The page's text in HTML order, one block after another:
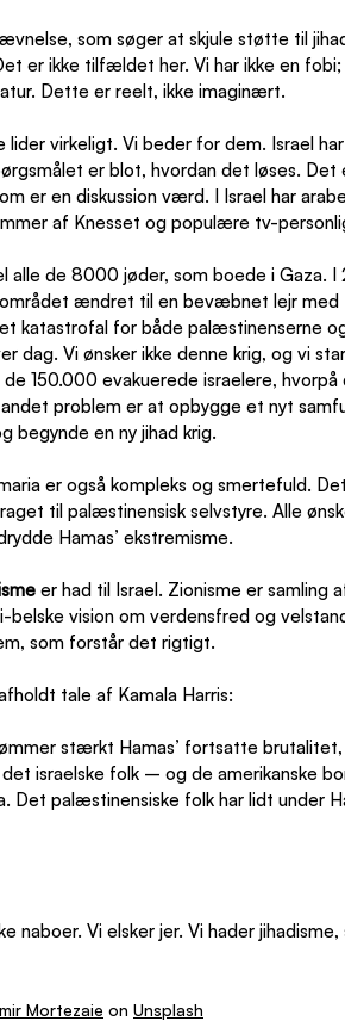
som søger at skjule støtte til
er ikke tilfældet her. Vi har ikke en fobi;
Dette er reelt, ikke imaginært.
lider virkeligt. Vi beder for dem. Israel
er blot, hvordan det løses. Det
er en diskussion værd. I Israel har
af Knesset og populære tv-
alle de 8000 jøder, som boede i Gaza.
ændret til en bevæbnet lejr med
katastrofal for både palæstinenserne
dag. Vi ønsker ikke denne krig, og vi
150.000 evakuerede israelere, hvorpå
problem er at opbygge et nyt
begynde en ny jihad krig.
er også kompleks og smertefuld.
til palæstinensisk selvstyre. Alle
Hamas’ ekstremisme.
er had til Israel. Zionisme er samling
vision om verdensfred og
som forstår det rigtigt.
tale af Kamala Harris:
stærkt Hamas’ fortsatte
israelske folk – og de amerikanske
Det palæstinensiske folk har lidt under
Vi elsker jer. Vi hader jihadisme,
Mortezaie on Unsplash